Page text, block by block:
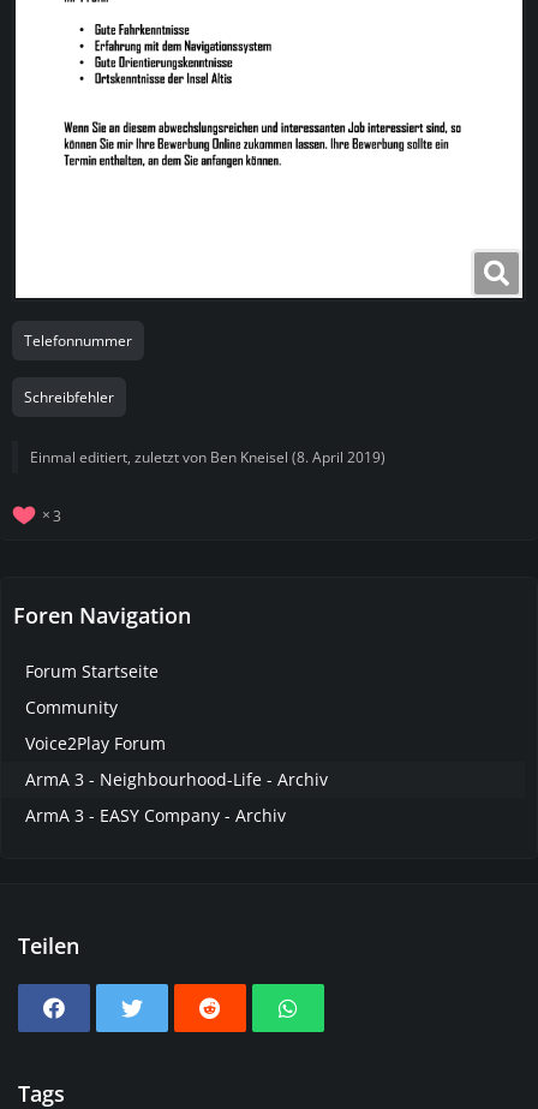
Telefonnummer
Schreibfehler
Einmal editiert, zuletzt von Ben Kneisel (8. April 2019)
3
Foren Navigation
Forum Startseite
Community
Voice2Play Forum
ArmA 3 - Neighbourhood-Life - Archiv
ArmA 3 - EASY Company - Archiv
Teilen
Tags